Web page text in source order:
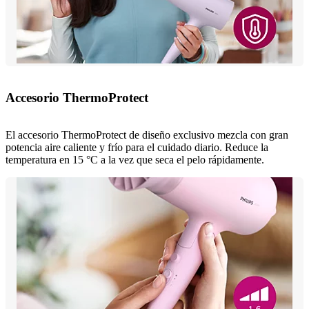
Accesorio ThermoProtect
El accesorio ThermoProtect de diseño exclusivo mezcla con gran
potencia aire caliente y frío para el cuidado diario. Reduce la
temperatura en 15 °C a la vez que seca el pelo rápidamente.